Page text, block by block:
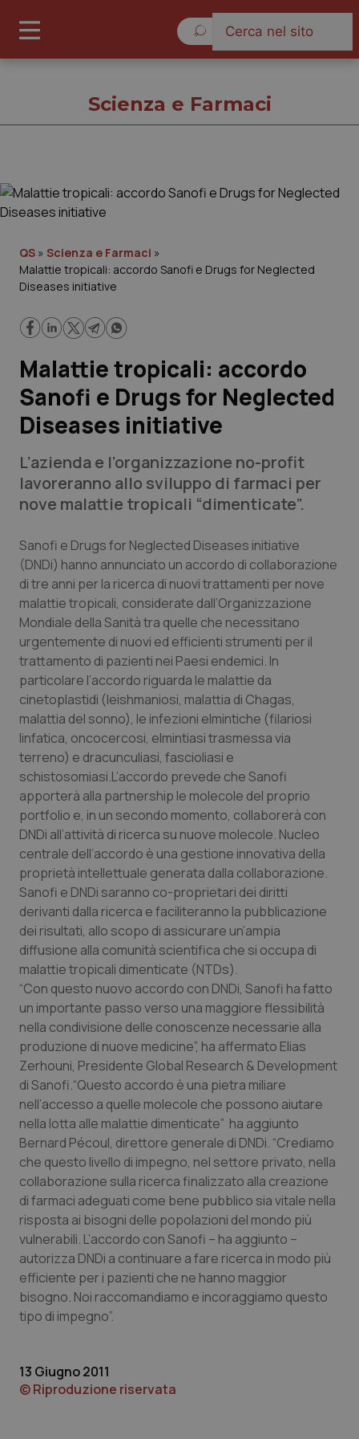
Governo e Parlamento
Regioni e Asl
Lavoro e Professioni
Scienza e Farmaci
Studi e Analisi
Lettere al direttore
QS Pro
Professionisti Sanitari.AI
Abruzzo
Basilicata
Calabria
Campania
Emilia-Romagna
Friuli Venezia Giulia
Lazio
Liguria
Lombardia
Marche
Molise
Piemonte
Provincia Autonoma di Bolzano
Provincia Autonoma di Trento
Puglia
Sardegna
Sicilia
Umbria
QS Pro Gold
Artrite & artrosi
Asma & BPCO
Car-T
Colesterolo & coronaropatie
Dermatite Atopica
Diabete & glucometri
Disturbi dell’umore
Dolore
Donna & Salute
Epatiti
HIV
Infezioni & Febbre
Ipertensione & Scompenso
Malattie rare
Malattia di Crohn & Rettocolite Ulcerosa
Neuroscienze & patologie neurodegenerative
Oftalmologia
QS Club Newsletter
Scienza e Farmaci
QS » Scienza e Farmaci »
Malattie tropicali: accordo Sanofi e Drugs for Neglected
Diseases initiative
Malattie tropicali: accordo
Sanofi e Drugs for Neglected
Diseases initiative
L’azienda e l’organizzazione no-profit
lavoreranno allo sviluppo di farmaci per
nove malattie tropicali “dimenticate”.
Sanofi e Drugs for Neglected Diseases initiative
(DNDi) hanno annunciato un accordo di collaborazione
di tre anni per la ricerca di nuovi trattamenti per nove
malattie tropicali, considerate dall’Organizzazione
Mondiale della Sanità tra quelle che necessitano
urgentemente di nuovi ed efficienti strumenti per il
trattamento di pazienti nei Paesi endemici. In
particolare l’accordo riguarda le malattie da
cinetoplastidi (leishmaniosi, malattia di Chagas,
malattia del sonno), le infezioni elmintiche (filariosi
linfatica, oncocercosi, elmintiasi trasmessa via
terreno) e dracunculiasi, fascioliasi e
schistosomiasi.L’accordo prevede che Sanofi
apporterà alla partnership le molecole del proprio
portfolio e, in un secondo momento, collaborerà con
DNDi all’attività di ricerca su nuove molecole. Nucleo
centrale dell’accordo è una gestione innovativa della
proprietà intellettuale generata dalla collaborazione.
Sanofi e DNDi saranno co-proprietari dei diritti
derivanti dalla ricerca e faciliteranno la pubblicazione
dei risultati, allo scopo di assicurare un’ampia
diffusione alla comunità scientifica che si occupa di
malattie tropicali dimenticate (NTDs).
“Con questo nuovo accordo con DNDi, Sanofi ha fatto
un importante passo verso una maggiore flessibilità
nella condivisione delle conoscenze necessarie alla
produzione di nuove medicine”, ha affermato Elias
Zerhouni, Presidente Global Research & Development
di Sanofi.“Questo accordo è una pietra miliare
nell’accesso a quelle molecole che possono aiutare
nella lotta alle malattie dimenticate” ha aggiunto
Bernard Pécoul, direttore generale di DNDi. “Crediamo
che questo livello di impegno, nel settore privato, nella
collaborazione sulla ricerca finalizzato alla creazione
di farmaci adeguati come bene pubblico sia vitale nella
risposta ai bisogni delle popolazioni del mondo più
vulnerabili. L’accordo con Sanofi – ha aggiunto –
autorizza DNDi a continuare a fare ricerca in modo più
efficiente per i pazienti che ne hanno maggior
bisogno. Noi raccomandiamo e incoraggiamo questo
tipo di impegno”.
13 Giugno 2011
© Riproduzione riservata